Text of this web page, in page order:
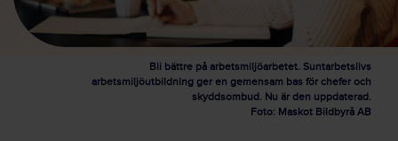
Bli bättre på arbetsmiljöarbetet. Suntarbetslivs
arbetsmiljöutbildning ger en gemensam bas för chefer och
skyddsombud. Nu är den uppdaterad.
Foto: Maskot Bildbyrå AB